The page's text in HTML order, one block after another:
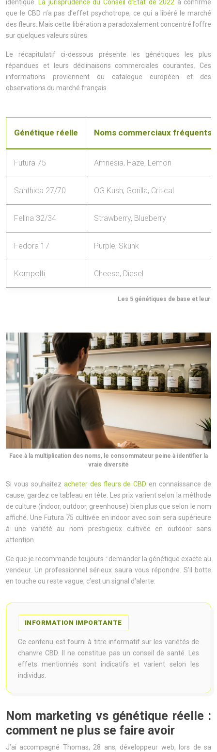
identique. La jurisprudence du Conseil d’État de 2022 a confirmé
que le CBD n’a pas d’effet psychotrope, ce qui a libéré le marché
des fleurs. Mais cette libération a paradoxalement concentré l’offre
sur quelques valeurs sûres.
Le récapitulatif ci-dessous présente les génétiques les plus
répandues et leurs déclinaisons commerciales courantes. Ces
informations proviennent du catalogue européen et des
observations du marché français.
Les 5 génétiques de base et
Génétique réelle Noms commerciaux fréquents
Futura 75 Amnesia, Haze, Lemon
Santhica 27/70 OG Kush, Gorilla, Critical
Felina 32/34 Strawberry, Blueberry
Fedora 17 Purple, Skunk
Kompolti Cheese, Diesel
Face à la multiplication des noms, le consommateur peine à identifier la
vraie diversité
Si vous souhaitez acheter des fleurs de CBD en connaissance de
cause, gardez ce tableau en tête. Les prix varient selon la méthode
de culture (indoor, outdoor, greenhouse) bien plus que selon le nom
affiché. Une Futura 75 cultivée en indoor avec soin sera supérieure
à une variété au nom prestigieux cultivée en outdoor sans
attention.
Ce que je recommande toujours : demander la génétique exacte au
vendeur. Un professionnel sérieux saura vous répondre. S’il botte
en touche ou reste vague, c’est un signal d’alerte.
INFORMATION IMPORTANTE
Ce contenu est fourni à titre informatif sur les variétés de
chanvre CBD. Il ne constitue pas un conseil de santé. Les
effets mentionnés sont indicatifs et varient selon les
individus.
Nom marketing vs génétique réelle :
comment ne plus se faire avoir
J’ai accompagné Thomas, 28 ans, développeur web, lors de sa